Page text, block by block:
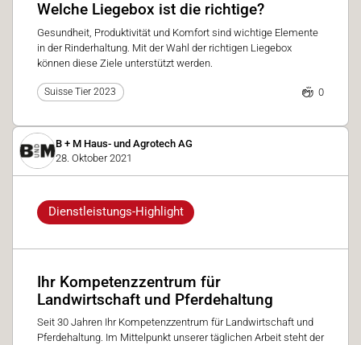
Welche Liegebox ist die richtige?
Gesundheit, Produktivität und Komfort sind wichtige Elemente
in der Rinderhaltung. Mit der Wahl der richtigen Liegebox
können diese Ziele unterstützt werden.
Suisse Tier 2023 0
B + M Haus- und Agrotech AG
28. Oktober 2021
Dienstleistungs-Highlight
Ihr Kompetenzzentrum für
Landwirtschaft und Pferdehaltung
Seit 30 Jahren Ihr Kompetenzzentrum für Landwirtschaft und
Pferdehaltung. Im Mittelpunkt unserer täglichen Arbeit steht der